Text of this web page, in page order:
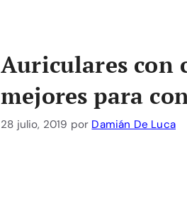
Auriculares con
mejores para
28 julio, 2019 por Damián De Luca